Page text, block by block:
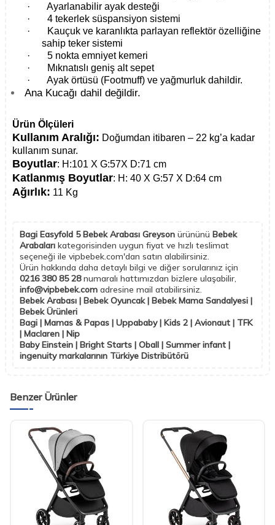
·
Ayarlanabilir ayak desteği
·
4 tekerlek süspansiyon sistemi
·
Kauçuk ve karanlıkta parlayan reflektör özelliğine
sahip teker sistemi
·
5 nokta emniyet kemeri
·
Mıknatıslı geniş alt sepet
·
Ayak örtüsü (Footmuff) ve yağmurluk dahildir.
Ana Kucağı dahil değildir.
Ürün Ölçüleri
Kullanım Aralığı: Doğumdan itibaren – 22 kg’a kadar
kullanım sunar.
Boyutlar: H:101 X G:57X D:71 cm
Katlanmış Boyutlar: H: 40 X G:57 X D:64 cm
Ağırlık: 11 Kg
Bagi Easyfold 5 Bebek Arabası Greyson ürününü Bebek
Arabaları kategorisinden uygun fiyat ve hızlı teslimat
seçeneği ile vipbebek.com'dan satın alabilirsiniz.
Ürün hakkında daha detaylı bilgi ve diğer sorularınız için
0216 380 85 28numaralı hattımızdan bizlere ulaşabilir,
info@vipbebek.com adresine mail atabilirsiniz.
Bebek Arabası | Bebek Oyuncak | Bebek Mama Sandalyesi |
Bebek Ürünleri
Bagi | Mamas & Papas | Uppababy | Kids 2 | Avionaut | TFK
| Maclaren | Nip
Baby Einstein | Bright Starts | Oball | Summer infant |
ingenuity markalarının Türkiye Distribütörü
Benzer Ürünler